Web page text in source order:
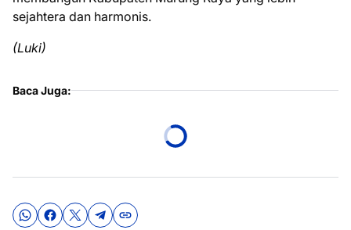
sejahtera dan harmonis.
(Luki)
Baca Juga: